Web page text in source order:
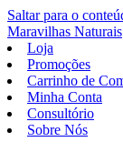
Saltar para o
Maravilhas Naturais
Loja
Promoções
Carrinho de
Minha Conta
Consultório
Sobre Nós